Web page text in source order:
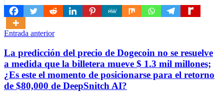
Navegación
de
entradas
Entrada anterior
La predicción del precio de Dogecoin no se resuelve
a medida que la billetera mueve $ 1.3 mil millones;
¿Es este el momento de posicionarse para el retorno
de $80,000 de DeepSnitch AI?